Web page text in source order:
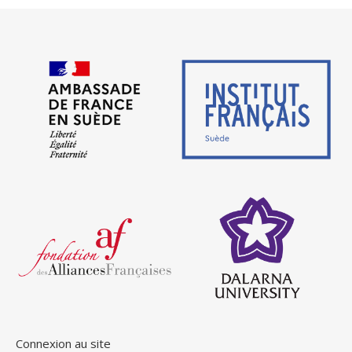
Connexion au site